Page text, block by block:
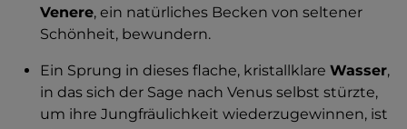
Venere, ein natürliches Becken von seltener
Schönheit, bewundern.
Ein Sprung in dieses flache, kristallklare Wasser,
in das sich der Sage nach Venus selbst stürzte,
um ihre Jungfräulichkeit wiederzugewinnen, ist